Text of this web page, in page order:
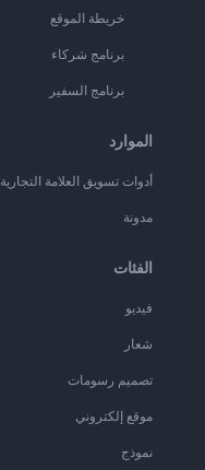
خريطة الموقع
برنامج شركاء
برنامج السفير
الموارد
أدوات تسويق العلامة التجارية
مدونة
الفئات
فيديو
شعار
تصميم رسومات
موقع إلكتروني
نموذج